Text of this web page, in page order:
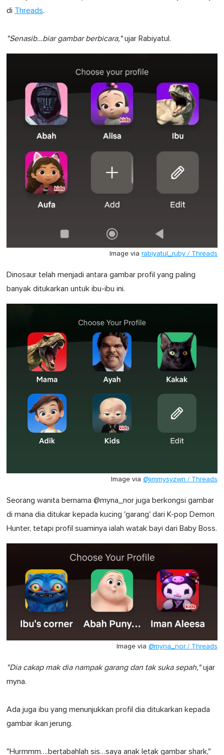
di Threads.
"Senasib…biar gambar berbicara,"ujar Rabiyatul.
Image via rabiyatul_ruby / Threads
Dinosaur telah menjadi antara gambar profil yang paling
banyak ditukarkan untuk ibu-ibu ini.
Image via @jimmysyzwn / Threads
Seorang wanita bernama @myna_nor juga berkongsi gambar
di mana dia ditukar kepada kucing 'garang' dari K-pop Demon
Hunter, tetapi profil suaminya ialah watak bayi dari Baby Boss.
Image via @myna_nor / Threads
"Dia cakap mak dia nampak garang dan tak suka sepah,"ujar
myna.
Ada juga ibu yang menunjukkan profil dia ditukarkan kepada
gambar ikan jerung.
"Hurmmm….bertabahlah sis…saya anak letak gambar shark,"